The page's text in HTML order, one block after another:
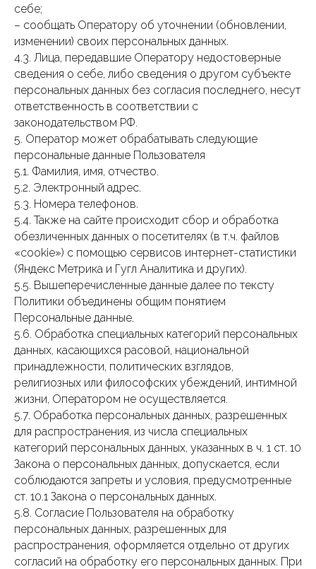
себе;
– сообщать Оператору об уточнении (обновлении,
изменении) своих персональных данных.
4.3. Лица, передавшие Оператору недостоверные
сведения о себе, либо сведения о другом субъекте
персональных данных без согласия последнего, несут
ответственность в соответствии с
законодательством РФ.
5. Оператор может обрабатывать следующие
персональные данные Пользователя
5.1. Фамилия, имя, отчество.
5.2. Электронный адрес.
5.3. Номера телефонов.
5.4. Также на сайте происходит сбор и обработка
обезличенных данных о посетителях (в т.ч. файлов
«cookie») с помощью сервисов интернет-статистики
(Яндекс Метрика и Гугл Аналитика и других).
5.5. Вышеперечисленные данные далее по тексту
Политики объединены общим понятием
Персональные данные.
5.6. Обработка специальных категорий персональных
данных, касающихся расовой, национальной
принадлежности, политических взглядов,
религиозных или философских убеждений, интимной
жизни, Оператором не осуществляется.
5.7. Обработка персональных данных, разрешенных
для распространения, из числа специальных
категорий персональных данных, указанных в ч. 1 ст. 10
Закона о персональных данных, допускается, если
соблюдаются запреты и условия, предусмотренные
ст. 10.1 Закона о персональных данных.
5.8. Согласие Пользователя на обработку
персональных данных, разрешенных для
распространения, оформляется отдельно от других
согласий на обработку его персональных данных. При